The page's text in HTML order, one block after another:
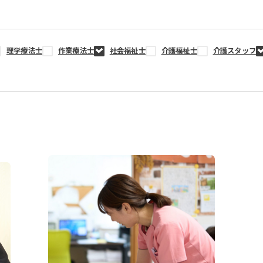
理学療法士 作業療法士 社会福祉士 介護福祉士 介護スタッフ